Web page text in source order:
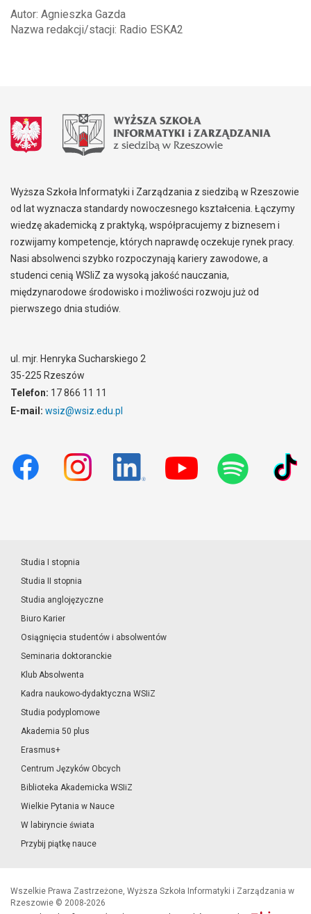
Autor: Agnieszka Gazda
Nazwa redakcji/stacji: Radio ESKA2
Wyższa Szkoła Informatyki i Zarządzania z siedzibą w Rzeszowie
od lat wyznacza standardy nowoczesnego kształcenia. Łączymy
wiedzę akademicką z praktyką, współpracujemy z biznesem i
rozwijamy kompetencje, których naprawdę oczekuje rynek pracy.
Nasi absolwenci szybko rozpoczynają kariery zawodowe, a
studenci cenią WSIiZ za wysoką jakość nauczania,
międzynarodowe środowisko i możliwości rozwoju już od
pierwszego dnia studiów.
ul. mjr. Henryka Sucharskiego 2
35-225 Rzeszów
Telefon: 17 866 11 11
E-mail: wsiz@wsiz.edu.pl
Studia I stopnia
Studia II stopnia
Studia anglojęzyczne
Biuro Karier
Osiągnięcia studentów i absolwentów
Seminaria doktoranckie
Klub Absolwenta
Kadra naukowo-dydaktyczna WSIiZ
Studia podyplomowe
Akademia 50 plus
Erasmus+
Centrum Języków Obcych
Biblioteka Akademicka WSIiZ
Wielkie Pytania w Nauce
W labiryncie świata
Przybij piątkę nauce
Wszelkie Prawa Zastrzeżone, Wyższa Szkoła Informatyki i Zarządzania w
Rzeszowie © 2008-2026